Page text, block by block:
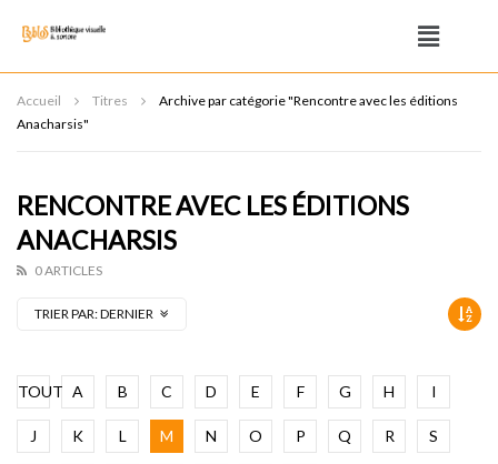
Accueil Titres
Archive par catégorie "Rencontre avec les éditions
Anacharsis"
RENCONTRE AVEC LES ÉDITIONS
ANACHARSIS
0 ARTICLES
TRIER PAR:DERNIER
TOUT A B C D E F G H I
J K L M N O P Q R S